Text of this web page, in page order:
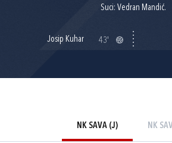
Suci: Vedran Mandić.
Josip Kuhar 43'
NK SAVA (J) NK